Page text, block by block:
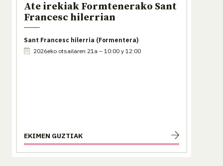
Ate irekiak Formtenerako Sant
Francesc hilerrian
Sant Francesc hilerria (Formentera)
2026eko otsailaren 21a – 10:00 y 12:00
EKIMEN GUZTIAK